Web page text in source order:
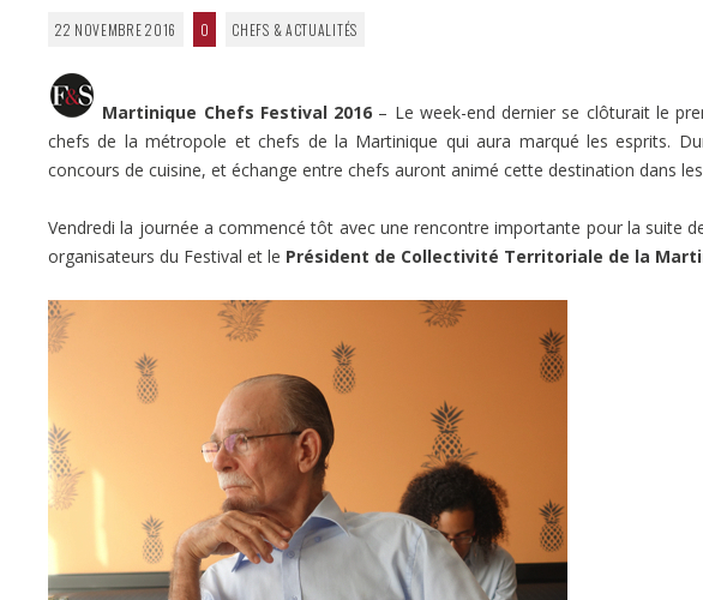
22 NOVEMBRE 2016 0 CHEFS & ACTUALITÉS
Martinique Chefs Festival 2016 – Le week-end dernier se clôturait le
chefs de la métropole et chefs de la Martinique qui aura marqué les esprits.
concours de cuisine, et échange entre chefs auront animé cette destination dans
Vendredi la journée a commencé tôt avec une rencontre importante pour la suite
organisateurs du Festival et le Président de Collectivité Territoriale de la